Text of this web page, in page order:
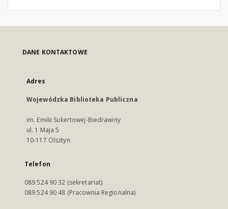
DANE KONTAKTOWE
Adres
Wojewódzka Biblioteka Publiczna
im. Emilii Sukertowej-Biedrawiny
ul. 1 Maja 5
10-117 Olsztyn
Telefon
089 524 90 32 (sekretariat)
089 524 90 48 (Pracownia Regionalna)